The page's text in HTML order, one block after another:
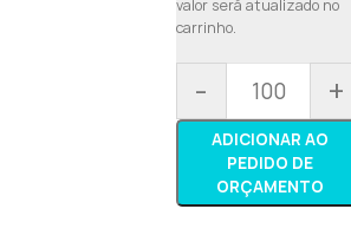
valor será atualizado no
carrinho.
- +
ADICIONAR AO
PEDIDO DE
ORÇAMENTO